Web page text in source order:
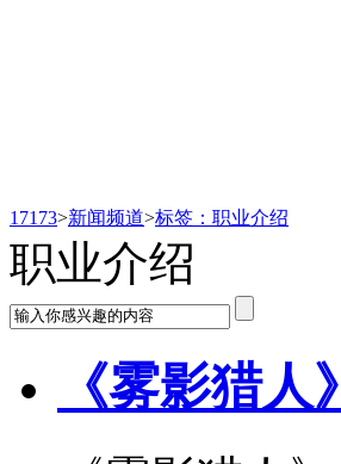
17173>新闻频道>标签：职业介绍
职业介绍
《雾影猎